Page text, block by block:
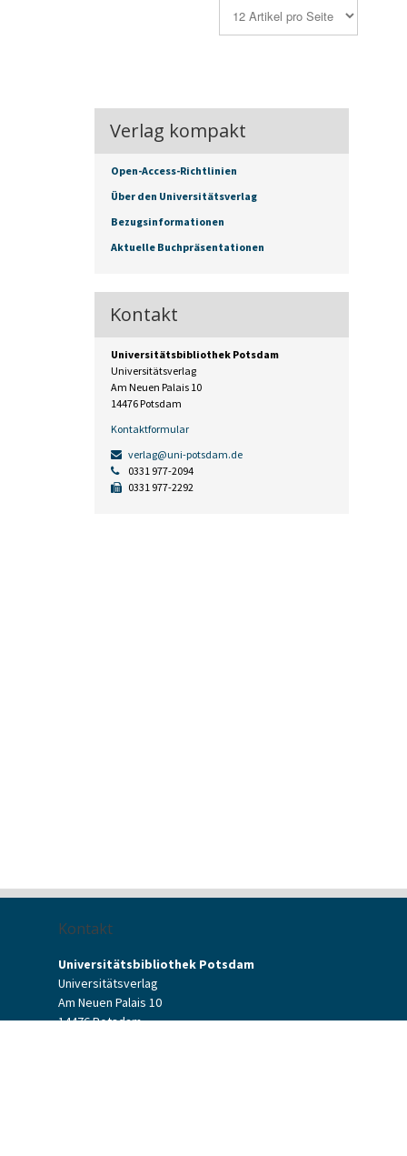
Verlag kompakt
Open-Access-Richtlinien
Über den Universitätsverlag
Bezugsinformationen
Aktuelle Buchpräsentationen
Kontakt
Universitätsbibliothek Potsdam
Universitätsverlag
Am Neuen Palais 10
14476 Potsdam
Kontaktformular
verlag@uni-potsdam.de
0331 977-2094
0331 977-2292
Kontakt
Universitätsbibliothek Potsdam
Universitätsverlag
Am Neuen Palais 10
14476 Potsdam